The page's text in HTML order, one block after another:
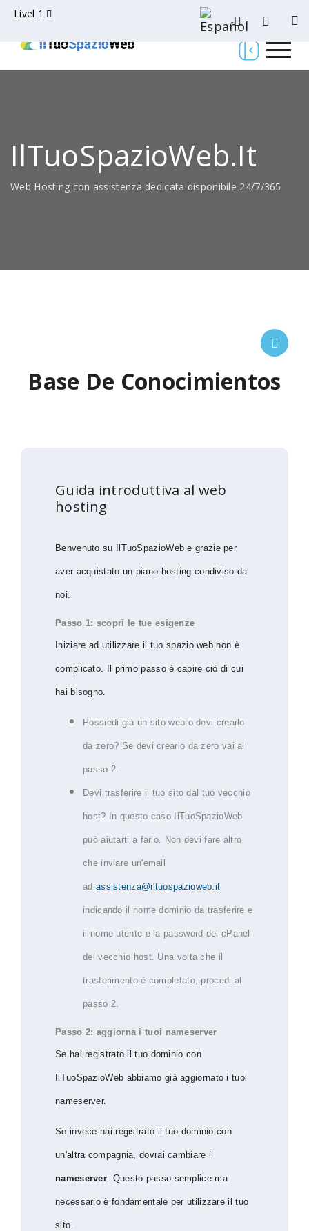
Livel 1
IlTuoSpazioWeb.it
Web Hosting con assistenza dedicata disponibile 24/7/365
Base De Conocimientos
Guida introduttiva al web
hosting
Benvenuto su IlTuoSpazioWeb e grazie per
aver acquistato un piano hosting condiviso da
noi.
Passo 1: scopri le tue esigenze
Iniziare ad utilizzare il tuo spazio web non è
complicato. Il primo passo è capire ciò di cui
hai bisogno.
Possiedi già un sito web o devi crearlo
da zero? Se devi crearlo da zero vai al
passo 2.
Devi trasferire il tuo sito dal tuo vecchio
host? In questo caso IlTuoSpazioWeb
può aiutarti a farlo. Non devi fare altro
che inviare un'email
ad assistenza@iltuospazioweb.it
indicando il nome dominio da trasferire e
il nome utente e la password del cPanel
del vecchio host. Una volta che il
trasferimento è completato, procedi al
passo 2.
Passo 2: aggiorna i tuoi nameserver
Se hai registrato il tuo dominio con
IlTuoSpazioWeb abbiamo già aggiornato i tuoi
nameserver.
Se invece hai registrato il tuo dominio con
un'altra compagnia, dovrai cambiare i
nameserver. Questo passo semplice ma
necessario è fondamentale per utilizzare il tuo
sito.